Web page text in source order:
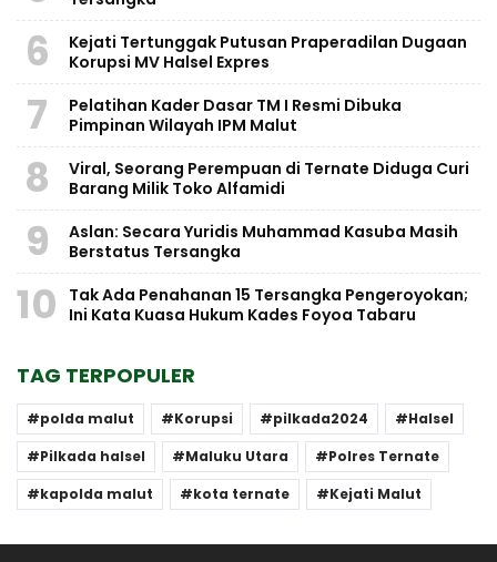
6
Kejati Tertunggak Putusan Praperadilan Dugaan
Korupsi MV Halsel Expres
7
Pelatihan Kader Dasar TM I Resmi Dibuka
Pimpinan Wilayah IPM Malut
8
Viral, Seorang Perempuan di Ternate Diduga Curi
Barang Milik Toko Alfamidi
9
Aslan: Secara Yuridis Muhammad Kasuba Masih
Berstatus Tersangka
10
Tak Ada Penahanan 15 Tersangka Pengeroyokan;
Ini Kata Kuasa Hukum Kades Foyoa Tabaru
TAG TERPOPULER
polda malut Korupsi pilkada2024
Halsel
Pilkada halsel
Maluku Utara
Polres Ternate
kapolda malut
kota ternate Kejati Malut